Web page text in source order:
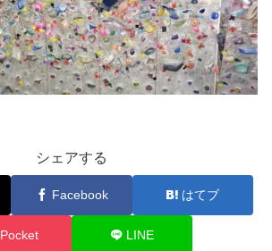
シェアする
Facebook はてブ
Pocket LINE